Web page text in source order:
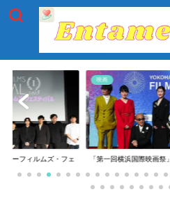
アーフィルムズ・フェ
映画
「第一回横浜国際映画祭」